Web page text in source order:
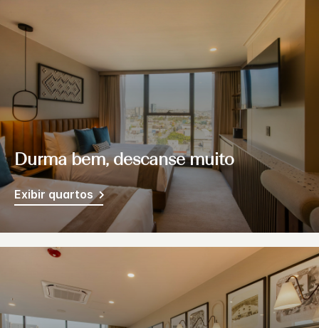
Durma bem, descanse muito
Exibir quartos